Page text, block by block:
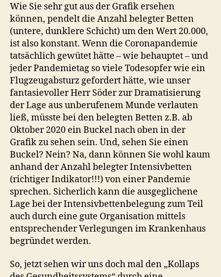
Wie Sie sehr gut aus der Grafik ersehen
können, pendelt die Anzahl belegter Betten
(untere, dunklere Schicht) um den Wert 20.000,
ist also konstant. Wenn die Coronapandemie
tatsächlich gewütet hätte – wie behauptet – und
jeder Pandemietag so viele Todesopfer wie ein
Flugzeugabsturz gefordert hätte, wie unser
fantasievoller Herr Söder zur Dramatisierung
der Lage aus unberufenem Munde verlauten
ließ, müsste bei den belegten Betten z.B. ab
Oktober 2020 ein Buckel nach oben in der
Grafik zu sehen sein. Und, sehen Sie einen
Buckel? Nein? Na, dann können Sie wohl kaum
anhand der Anzahl belegter Intensivbetten
(richtiger Indikator!!!) von einer Pandemie
sprechen. Sicherlich kann die ausgeglichene
Lage bei der Intensivbettenbelegung zum Teil
auch durch eine gute Organisation mittels
entsprechender Verlegungen im Krankenhaus
begründet werden.
So, jetzt sehen wir uns doch mal den „Kollaps